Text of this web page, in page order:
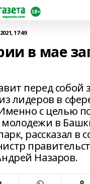
17:49
в мае
перед собой
лидеров в
с целью
молодежи в
рассказал в
Назаров.